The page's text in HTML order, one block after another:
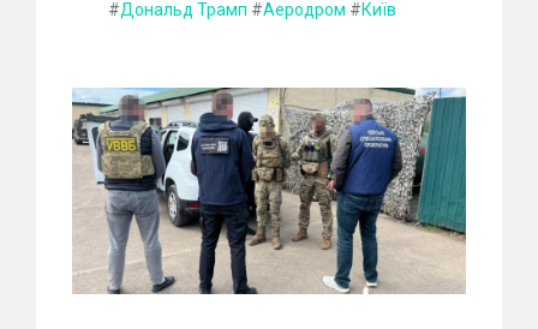
#Дональд Трамп #Аеродром #Київ